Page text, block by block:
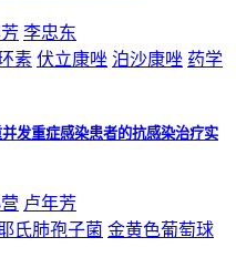
李忠东
素 伏立康唑 泊沙康唑 药学
发重症感染患者的抗感染治疗实
卢年芳
氏肺孢子菌 金黄色葡萄球